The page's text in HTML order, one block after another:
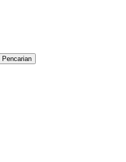
Pencarian